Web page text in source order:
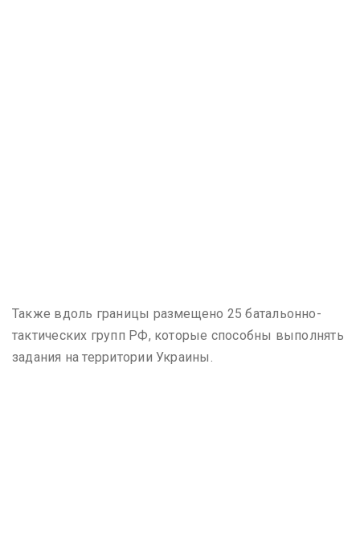
Также вдоль границы размещено 25 батальонно-
тактических групп РФ, которые способны выполнять
задания на территории Украины.